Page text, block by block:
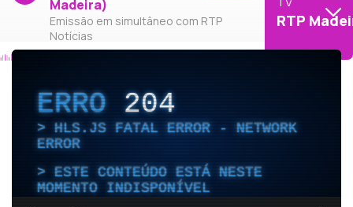
Madeira)
Emissão em simultâneo com RTP
Notícias
RTP
ERRO204
HLS.JS FATAL ERROR - NETWORK
ERROR
ESTE CONTEÚDO ESTÁ NESTE
MOMENTO INDISPONÍVEL